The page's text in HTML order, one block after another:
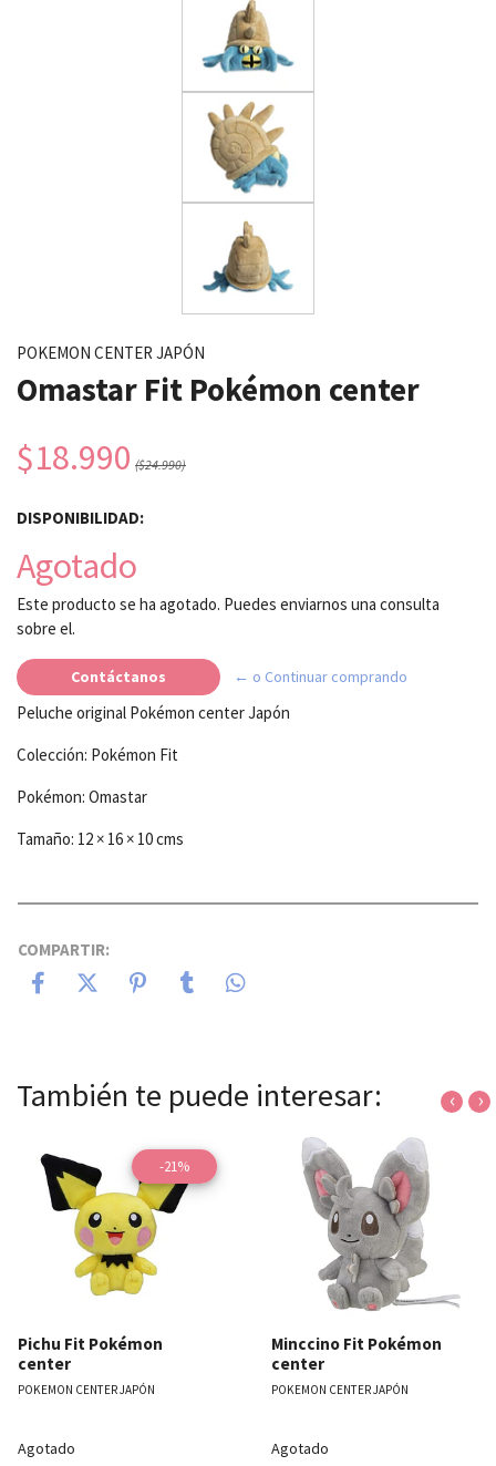
POKEMON CENTER JAPÓN
Omastar Fit Pokémon center
$18.990 ($24.990)
DISPONIBILIDAD:
Agotado
Este producto se ha agotado. Puedes enviarnos una consulta
sobre el.
Contáctanos ← o Continuar comprando
Peluche original Pokémon center Japón
Colección: Pokémon Fit
Pokémon: Omastar
Tamaño: 12 × 16 × 10 cms
COMPARTIR:
También te puede interesar:
-21%
Pichu Fit Pokémon
center
POKEMON CENTER JAPÓN
Agotado
Minccino Fit Pokémon
center
POKEMON CENTER JAPÓN
Agotado
‹ ›